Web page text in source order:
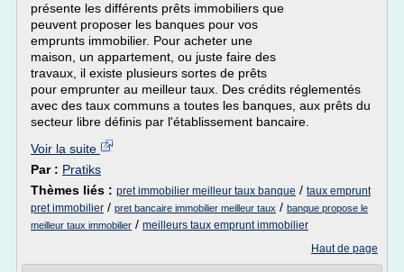
présente les différents prêts immobiliers que
peuvent proposer les banques pour vos
emprunts immobilier. Pour acheter une
maison, un appartement, ou juste faire des
travaux, il existe plusieurs sortes de prêts
pour emprunter au meilleur taux. Des crédits réglementés
avec des taux communs a toutes les banques, aux prêts du
secteur libre définis par l'établissement bancaire.
Voir la suite
Par : Pratiks
Thèmes liés : pret immobilier meilleur taux banque / taux emprunt
pret immobilier / pret bancaire immobilier meilleur taux / banque propose le
meilleur taux immobilier / meilleurs taux emprunt immobilier
Haut de page